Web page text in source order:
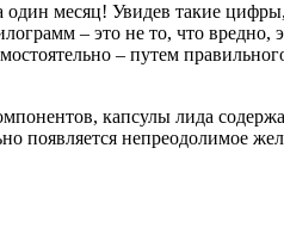
один месяц! Увидев такие
– это не то, что вредно,
– путем
капсулы лида
появляется непреодолимое